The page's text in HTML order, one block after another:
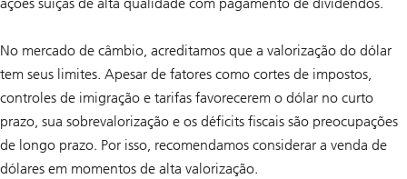
ações suíças de alta qualidade com pagamento de dividendos.
No mercado de câmbio, acreditamos que a valorização do dólar
tem seus limites. Apesar de fatores como cortes de impostos,
controles de imigração e tarifas favorecerem o dólar no curto
prazo, sua sobrevalorização e os déficits fiscais são preocupações
de longo prazo. Por isso, recomendamos considerar a venda de
dólares em momentos de alta valorização.